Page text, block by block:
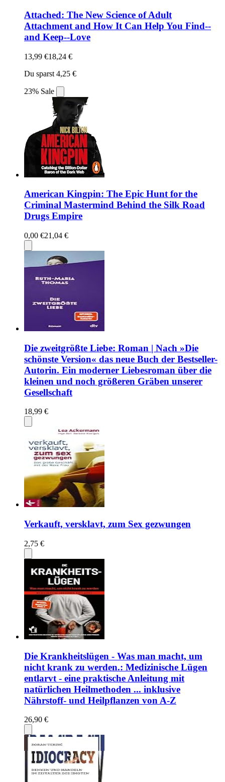
Attached: The New Science of Adult
Attachment and How It Can Help You Find--
and Keep--Love
13,99 €18,24 €
Du sparst 4,25 €
23% Sale
American Kingpin: The Epic Hunt for the
Criminal Mastermind Behind the Silk Road
Drugs Empire
0,00 €21,04 €
Die zweitgrößte Liebe: Roman | Nach »Die
schönste Version« das neue Buch der Bestseller-
Autorin. Ein moderner Liebesroman über die
kleinen und noch größeren Gräben unserer
Gesellschaft
18,99 €
Verkauft, versklavt, zum Sex gezwungen
2,75 €
Die Krankheitslügen - Was man macht, um
nicht krank zu werden.: Medizinische Lügen
entlarvt - eine praktische Anleitung mit
natürlichen Heilmethoden ... inklusive
Nährstoff- und Heilpflanzen von A-Z
26,90 €